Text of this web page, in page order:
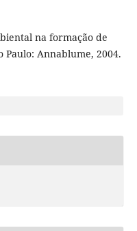
na formação de
Paulo: Annablume, 2004.